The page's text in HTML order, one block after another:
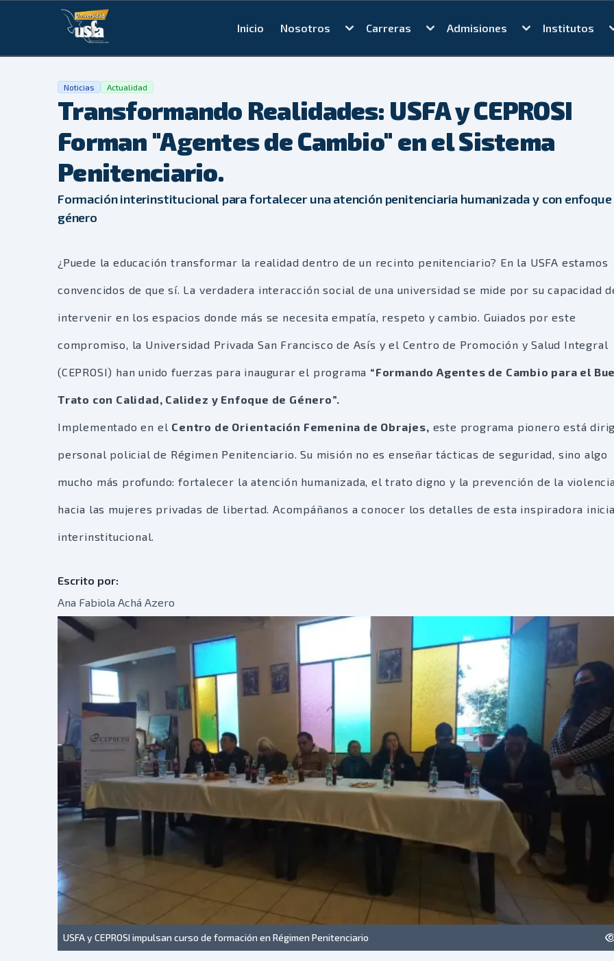
Inicio Nosotros Carreras Admisiones Institutos
Noticias Actualidad
Transformando Realidades: USFA y CEPROSI
Forman "Agentes de Cambio" en el Sistema
Penitenciario.
Formación interinstitucional para fortalecer una atención penitenciaria humanizada y con enfoque
género
¿Puede la educación transformar la realidad dentro de un recinto penitenciario? En la USFA estamos
convencidos de que sí. La verdadera interacción social de una universidad se mide por su capacidad
intervenir en los espacios donde más se necesita empatía, respeto y cambio. Guiados por este
compromiso, la Universidad Privada San Francisco de Asís y el Centro de Promoción y Salud Integral
(CEPROSI) han unido fuerzas para inaugurar el programa “Formando Agentes de Cambio para el
Trato con Calidad, Calidez y Enfoque de Género”.
Implementado en el Centro de Orientación Femenina de Obrajes, este programa pionero está
personal policial de Régimen Penitenciario. Su misión no es enseñar tácticas de seguridad, sino algo
mucho más profundo: fortalecer la atención humanizada, el trato digno y la prevención de la violencia
hacia las mujeres privadas de libertad. Acompáñanos a conocer los detalles de esta inspiradora
interinstitucional.
Escrito por:
Ana Fabiola Achá Azero
USFA y CEPROSI impulsan curso de formación en Régimen Penitenciario